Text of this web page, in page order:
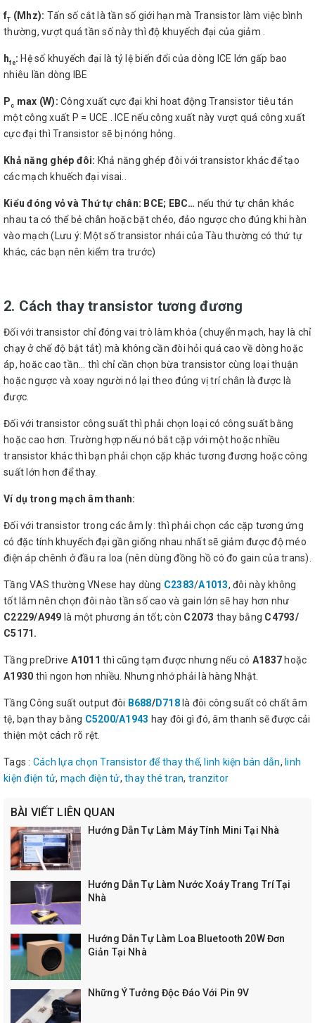
fT (Mhz): Tấn số cắt là tần số giới hạn mà Transistor làm việc bình
thường, vượt quá tần số này thì độ khuyếch đại của giảm .
hfe: Hệ số khuyếch đại là tỷ lệ biến đổi của dòng ICE lớn gấp bao
nhiêu lần dòng IBE
Pc max (W): Công xuất cực đại khi hoat động Transistor tiêu tán
một công xuất P = UCE . ICE nếu công xuất này vượt quá công xuất
cực đại thì Transistor sẽ bị nóng hỏng.
Khả năng ghép đôi: Khả năng ghép đôi với transistor khác để tạo
các mạch khuếch đại visai..
Kiểu đóng vỏ và Thứ tự chân: BCE; EBC… nếu thứ tự chân khác
nhau ta có thể bẻ chân hoặc bặt chéo, đảo ngược cho đúng khi hàn
vào mạch (Lưu ý: Một số transistor nhái của Tàu thường có thứ tự
khác, các bạn nên kiểm tra trước)
2. Cách thay transistor tương đương
Đối với transistor chỉ đóng vai trò làm khóa (chuyển mạch, hay là chỉ
chạy ở chế độ bật tắt) mà không cần đòi hỏi quá cao về dòng hoặc
áp, hoăc cao tần… thì chỉ cần chọn bừa transistor cùng loại thuận
hoặc ngược và xoay người nó lại theo đúng vị trí chân là được là
được.
Đối với transistor công suất thì phải chọn loại có công suất bằng
hoặc cao hơn. Trường hợp nếu nó bắt cặp với một hoặc nhiều
transistor khác thì bạn phải chọn cặp khác tương đương hoặc công
suất lớn hơn để thay.
Ví dụ trong mạch âm thanh:
Đối với transistor trong các âm ly: thì phải chọn các cặp tương ứng
có đặc tính khuyếch đại gần giống nhau nhất sẽ giảm được độ méo
điện áp chênh ở đầu ra loa (nên dùng đồng hồ có đo gain của trans).
Tầng VAS thường VNese hay dùng C2383/A1013, đôi này không
tốt lắm nên chọn đôi nào tần số cao và gain lớn sẽ hay hơn như
C2229/A949 là một phương án tốt; còn C2073 thay bằng C4793/
C5171.
Tầng preDrive A1011 thì cũng tạm được nhưng nếu có A1837 hoặc
A1930 thì ngon hơn nhiều. Nhưng nhớ phải là hàng Nhật.
Tầng Công suất output đôi B688/D718là đôi công suất có chất âm
tệ, bạn thay bằng C5200/A1943 hay đôi gì đó, âm thanh sẽ được cải
thiện một cách rõ rệt.
Tags : Cách lựa chọn Transistor để thay thế, linh kiện bán dẫn, linh
kiện điện tử, mạch điện tử, thay thé tran, tranzitor
BÀI VIẾT LIÊN QUAN
Hướng Dẫn Tự Làm Máy Tính Mini Tại Nhà
Hướng Dẫn Tự Làm Nước Xoáy Trang Trí Tại
Nhà
Hướng Dẫn Tự Làm Loa Bluetooth 20W Đơn
Giản Tại Nhà
Những Ý Tưởng Độc Đáo Với Pin 9V